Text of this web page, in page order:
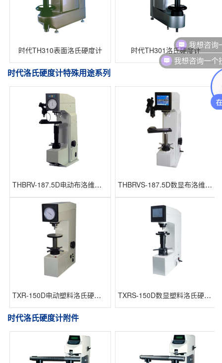
时代TH310表面洛氏硬度计 时代TH301洛氏硬度计
时代洛氏硬度计特殊用途系列
THBRV-187.5D电动布洛维硬度计 THBRVS-187.5D数显布洛维硬度计
TXR-150D电动塑料洛氏硬度计 TXRS-150D数显塑料洛氏硬度计
时代洛氏硬度计附件
我想咨询一个